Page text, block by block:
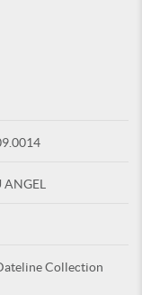
ANGEL
Collection